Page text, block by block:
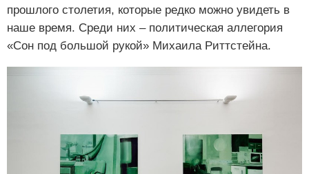
прошлого столетия, которые редко можно увидеть в
наше время. Среди них – политическая аллегория
«Сон под большой рукой» Михаила Риттстейна.